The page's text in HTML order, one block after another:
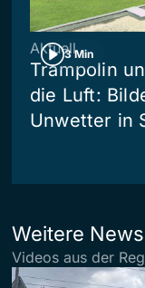
3 Min
Aktuell
Trampolin
die Luft:
Unwetter in
Weitere News
Videos aus der